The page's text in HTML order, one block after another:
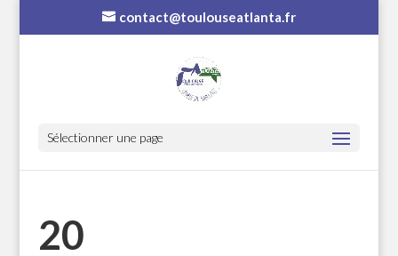
contact@toulouseatlanta.fr
Sélectionner une page
20